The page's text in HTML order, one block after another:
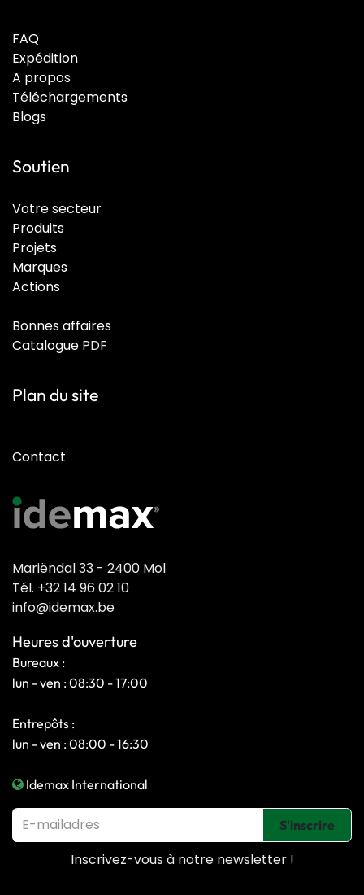
FAQ
Expédition
A propos
Téléchargements
Blogs
Soutien
Votre secteur
Produits
Projets
Marques
Actions
Bonnes affaires
Catalogue PDF
Plan du site
Contact
Mariëndal 33 - 2400 Mol
Tél. +32 14 96 02 10
info@idemax.be
Heures d'ouverture
Bureaux :
lun - ven : 08:30 - 17:00
Entrepôts :
lun - ven : 08:00 - 16:30
Idemax International
S'inscrire
Inscrivez-vous à notre newsletter !